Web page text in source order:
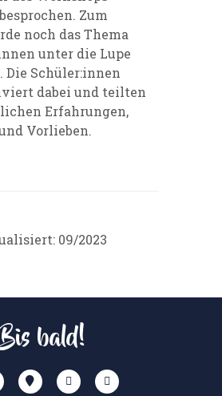
Zum
noch das Thema
unter die Lupe
Die Schüler:innen
dabei und teilten
Erfahrungen,
Vorlieben.
09/2023
Bis bald!